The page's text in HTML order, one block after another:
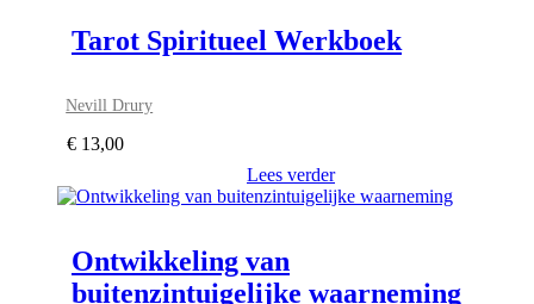
Tarot Spiritueel Werkboek
Nevill Drury
€ 13,00
Lees verder
Ontwikkeling van
buitenzintuigelijke waarneming